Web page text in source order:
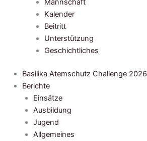
Mannschaft
Kalender
Beitritt
Unterstützung
Geschichtliches
Basilika Atemschutz Challenge 2026
Berichte
Einsätze
Ausbildung
Jugend
Allgemeines